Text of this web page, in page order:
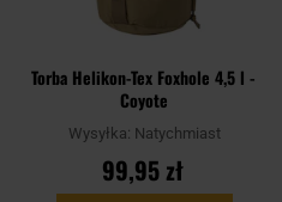
Torba Helikon-Tex Foxhole 4,5 l -
Coyote
Wysyłka: Natychmiast
99,95 zł